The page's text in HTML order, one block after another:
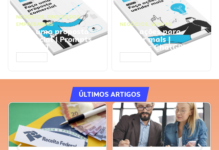
NEGÓCIOS, PROCESSOS
EMPRESARIAIS
Faça uma proposta
comercial | Prompts
ChatGPT
NEGÓCIOS, VENDAS
Faça ações para
vender mais |
Prompts ChatGPT
ÚLTIMOS ARTIGOS